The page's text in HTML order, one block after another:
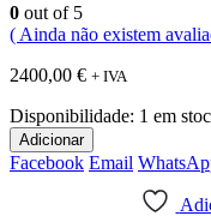
0 out of 5
( Ainda não existem
2400,00 € + IVA
Disponibilidade: 1 em
Adicionar
Facebook Email